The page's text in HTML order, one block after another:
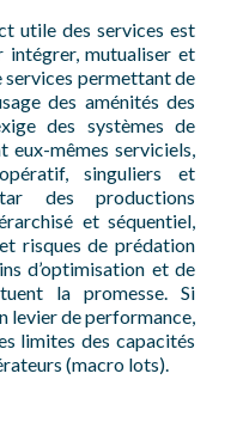
utile des services est
intégrer, mutualiser et
services permettant de
des aménités des
des systèmes de
eux-mêmes serviciels,
singuliers et
des productions
et séquentiel,
risques de prédation
d’optimisation et de
la promesse. Si
levier de performance,
limites des capacités
(macro lots).